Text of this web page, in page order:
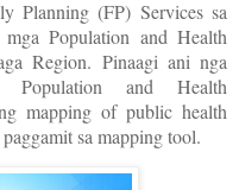
Planning (FP) Services sa
Population and Health
Region. Pinaagi ani nga
Population and Health
mapping of public health
sa mapping tool.